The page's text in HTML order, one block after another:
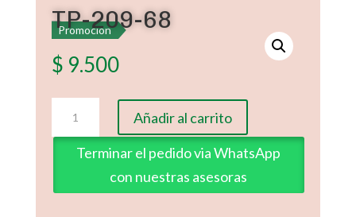
Promoción
TP-209-68
$ 9.500
209-
68
cantidad
Añadir al carrito
Terminar el pedido via WhatsApp
con nuestras asesoras